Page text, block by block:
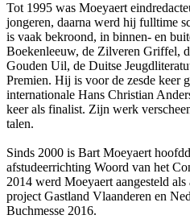
Tot 1995 was Moeyaert
jongeren, daarna werd hij fulltime
is vaak bekroond, in binnen- en
Boekenleeuw, de Zilveren Griffel,
Gouden Uil, de Duitse
Premien. Hij is voor de zesde keer
internationale Hans Christian
keer als finalist. Zijn werk
talen.
Sinds 2000 is Bart Moeyaert
afstudeerrichting Woord van het
2014 werd Moeyaert aangesteld
project Gastland Vlaanderen en
Buchmesse 2016.